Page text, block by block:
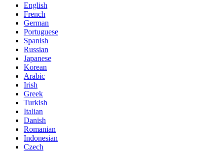
English
French
German
Portuguese
Spanish
Russian
Japanese
Korean
Arabic
Irish
Greek
Turkish
Italian
Danish
Romanian
Indonesian
Czech